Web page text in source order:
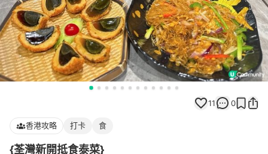
11 0
香港攻略 打卡 食
{荃灣新開抵食泰菜}